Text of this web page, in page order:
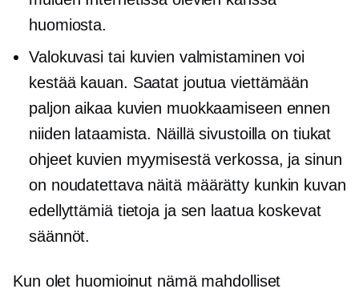
huomiosta.
Valokuvasi tai kuvien valmistaminen voi
kestää kauan. Saatat joutua viettämään
paljon aikaa kuvien muokkaamiseen ennen
niiden lataamista. Näillä sivustoilla on tiukat
ohjeet kuvien myymisestä verkossa, ja sinun
on noudatettava näitä määrätty kunkin kuvan
edellyttämiä tietoja ja sen laatua koskevat
säännöt.
Kun olet huomioinut nämä mahdolliset